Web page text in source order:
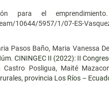
para el
10644/5957/1/07-ES-
Pasos Baño, Maria Vanessa
CININGEC II (2022): II
Castro Posligua, Maité
provincia Los Ríos –